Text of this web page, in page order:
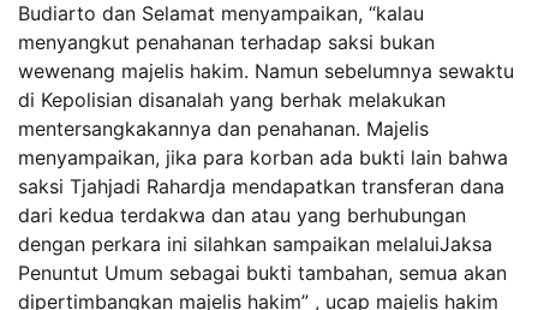
Budiarto dan Selamat menyampaikan, “kalau
menyangkut penahanan terhadap saksi bukan
wewenang majelis hakim. Namun sebelumnya sewaktu
di Kepolisian disanalah yang berhak melakukan
mentersangkakannya dan penahanan. Majelis
menyampaikan, jika para korban ada bukti lain bahwa
saksi Tjahjadi Rahardja mendapatkan transferan dana
dari kedua terdakwa dan atau yang berhubungan
dengan perkara ini silahkan sampaikan melaluiJaksa
Penuntut Umum sebagai bukti tambahan, semua akan
dipertimbangkan majelis hakim” , ucap majelis hakim